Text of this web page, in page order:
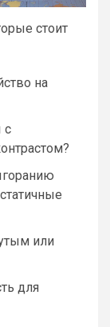
стоит
на
с
или
для